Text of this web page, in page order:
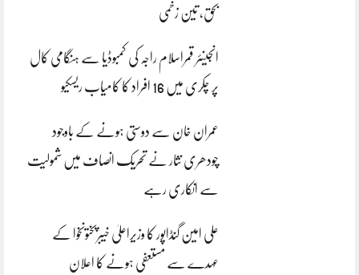
بحق، تین زخمی
انجینئر قمراسلام راجہ کی کمبوڈیا سے ہنگامی کال
پر چکری میں 16 افراد کا کامیاب ریسکیو
عمران خان سے دوستی ہونے کے باوجود
چودھری نثار نے تحریک انصاف میں شمولیت
سے انکاری رہے
علی امین گنڈاپور کا وزیراعلیٰ خیبرپختونخوا کے
عہدے سے مستعفی ہونے کا اعلان